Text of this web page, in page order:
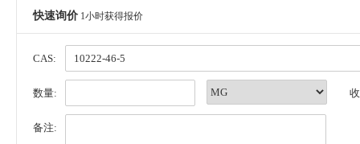
快速询价 1小时获得报价
CAS:
数量:
备注: